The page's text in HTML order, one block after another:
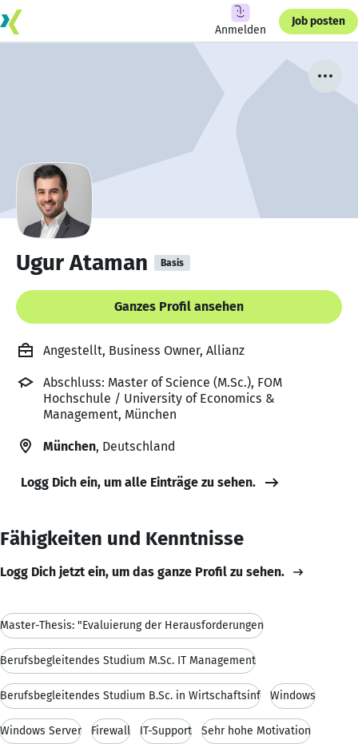
Anmelden
Job posten
Ugur Ataman Basis
Ganzes Profil ansehen
Angestellt, Business Owner, Allianz
Abschluss: Master of Science (M.Sc.), FOM
Hochschule / University of Economics &
Management, München
München, Deutschland
Logg Dich ein, um alle Einträge zu sehen.
Fähigkeiten und Kenntnisse
Logg Dich jetzt ein, um das ganze Profil zu sehen.
Master-Thesis: "Evaluierung der Herausforderungen
Berufsbegleitendes Studium M.Sc. IT Management
Berufsbegleitendes Studium B.Sc. in Wirtschaftsinf Windows
Windows Server Firewall IT-Support Sehr hohe Motivation